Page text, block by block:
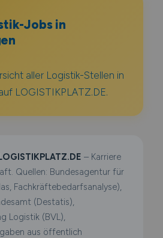
Jobs in
aller Logistik-Stellen in
LOGISTIKPLATZ.DE.
– Karriere
Quellen: Bundesagentur für
Fachkräftebedarfsanalyse),
(Destatis),
Logistik (BVL),
aus öffentlich